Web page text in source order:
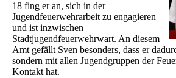
18 fing er an, sich in der
Jugendfeuerwehrarbeit zu engagieren
und ist inzwischen
Stadtjugendfeuerwehrwart. An diesem
Amt gefällt Sven besonders, dass er
sondern mit allen Jugendgruppen der
Kontakt hat.